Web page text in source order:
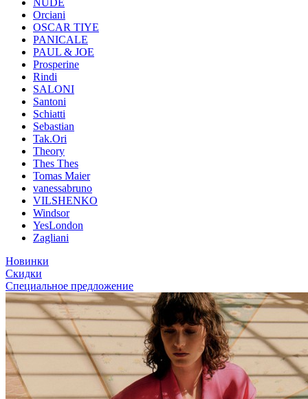
NUDE
Orciani
OSCAR TIYE
PANICALE
PAUL & JOE
Prosperine
Rindi
SALONI
Santoni
Schiatti
Sebastian
Tak.Ori
Theory
Thes Thes
Tomas Maier
vanessabruno
VILSHENKO
Windsor
YesLondon
Zagliani
Новинки
Скидки
Специальное предложение